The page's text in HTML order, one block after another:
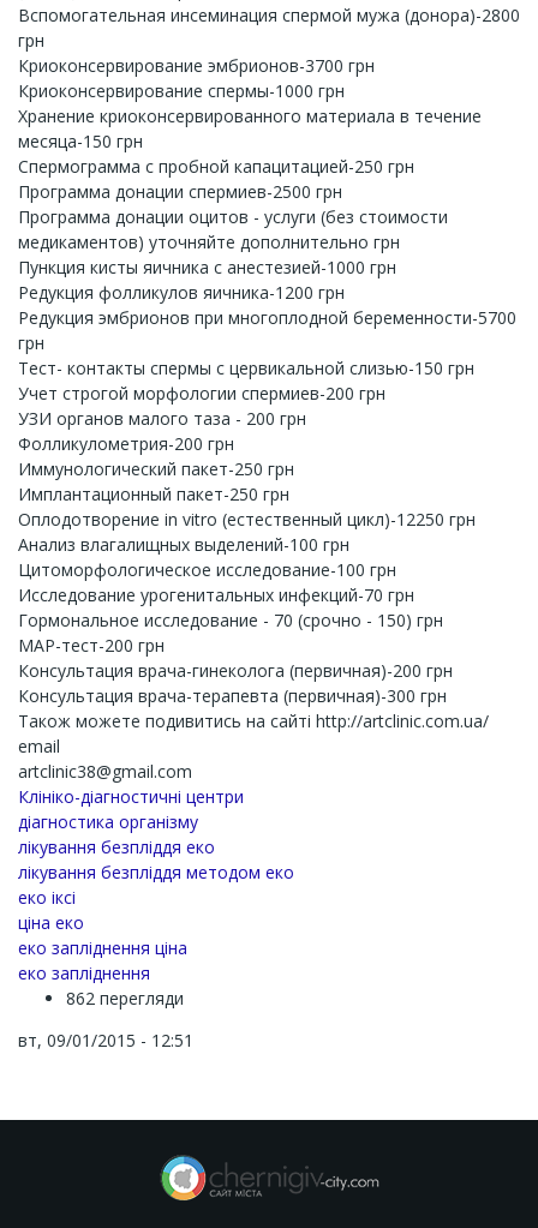
Вспомогательная инсеминация спермой мужа (донора)-2800
грн
Криоконсервирование эмбрионов-3700 грн
Криоконсервирование спермы-1000 грн
Хранение криоконсервированного материала в течение
месяца-150 грн
Спермограмма с пробной капацитацией-250 грн
Программа донации спермиев-2500 грн
Программа донации оцитов - услуги (без стоимости
медикаментов) уточняйте дополнительно грн
Пункция кисты яичника с анестезией-1000 грн
Редукция фолликулов яичника-1200 грн
Редукция эмбрионов при многоплодной беременности-5700
грн
Тест- контакты спермы с цервикальной слизью-150 грн
Учет строгой морфологии спермиев-200 грн
УЗИ органов малого таза - 200 грн
Фолликулометрия-200 грн
Иммунологический пакет-250 грн
Имплантационный пакет-250 грн
Оплодотворение in vitro (естественный цикл)-12250 грн
Анализ влагалищных выделений-100 грн
Цитоморфологическое исследование-100 грн
Исследование урогенитальных инфекций-70 грн
Гормональное исследование - 70 (срочно - 150) грн
МАР-тест-200 грн
Консультация врача-гинеколога (первичная)-200 грн
Консультация врача-терапевта (первичная)-300 грн
Також можете подивитись на сайті http://artclinic.com.ua/
email
artclinic38@gmail.com
Клініко-діагностичні центри
діагностика організму
лікування безпліддя еко
лікування безпліддя методом еко
еко іксі
ціна еко
еко запліднення ціна
еко запліднення
862 перегляди
вт, 09/01/2015 - 12:51